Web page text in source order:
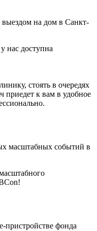
на дом в Санкт-
нас доступна
стоять в очередях
приедет к вам в удобное
масштабных событий в
пристройстве фонда